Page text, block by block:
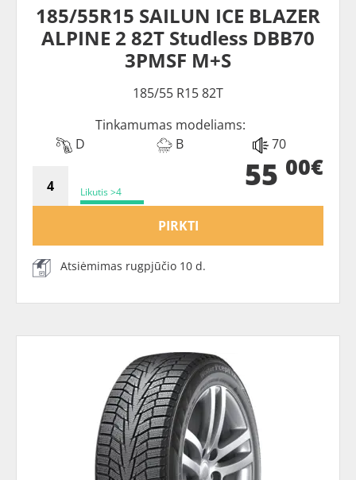
185/55R15 SAILUN ICE BLAZER
ALPINE 2 82T Studless DBB70
3PMSF M+S
185/55 R15 82T
Tinkamumas modeliams:
D
B 70
Likutis >4 55 00€
PIRKTI
Atsiėmimas rugpjūčio 10 d.